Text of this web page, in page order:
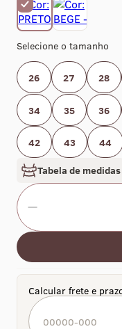
Selecione o tamanho
26 27 28
34 35 36
42 43 44
Tabela de medidas
Calcular frete e